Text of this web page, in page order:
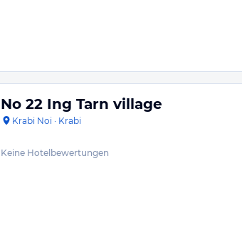
No 22 Ing Tarn village
Krabi Noi · Krabi
Keine Hotelbewertungen